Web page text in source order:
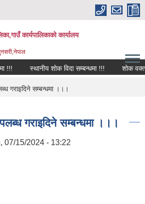
कार्यपालिकाको कार्यालय
स्थानीय शोक विदा सम्बन्धमा !!! शोक वक्तव्य
गराइदिने सम्बन्धमा ।।।
गराइदिने सम्बन्धमा ।।।
07/15/2024 - 13:22